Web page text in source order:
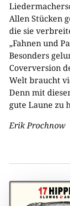
Allen Stücken
die sie
„Fahnen und
Besonders
Coverversion
Welt braucht
Denn mit
gute Laune zu
Erik Prochnow